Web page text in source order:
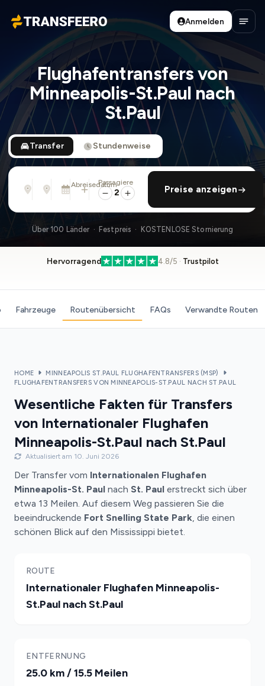
Transfeero
Anmelden
Flughafentransfers von
Minneapolis-St.Paul nach
St.Paul
Transfer Stundenweise
Von
Adresse, Flughafen, Hotel, ...
Nach
Adresse, Flughafen, Hotel, ...
Abreisedatum
Sa., 8. Aug. · 01:45 PM
rückfahrt hinzufügen
Passagiere
2 Preise anzeigen
Über 100 Länder · Festpreis · KOSTENLOSE Stornierung
Hervorragend 4.8/5 · Trustpilot
Fahrzeuge Routenübersicht FAQs Verwandte Routen
HOME
MINNEAPOLIS ST.PAUL FLUGHAFENTRANSFERS (MSP)
FLUGHAFENTRANSFERS VON MINNEAPOLIS-ST.PAUL NACH ST.PAUL
Wesentliche Fakten für Transfers
von Internationaler Flughafen
Minneapolis-St.Paul nach St.Paul
Aktualisiert am 10. Juni 2026
Der Transfer vom Internationalen Flughafen
Minneapolis-St. Paul nach St. Paul erstreckt sich über
etwa 13 Meilen. Auf diesem Weg passieren Sie die
beeindruckende Fort Snelling State Park, die einen
schönen Blick auf den Mississippi bietet.
ROUTE
Internationaler Flughafen Minneapolis-
St.Paul nach St.Paul
ENTFERNUNG
25.0 km / 15.5 Meilen